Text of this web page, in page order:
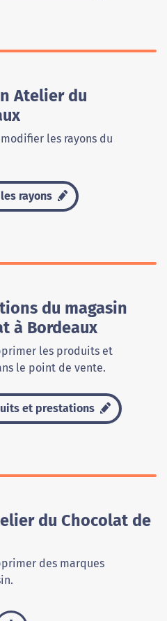
Atelier du
les rayons du
rayons
du magasin
à Bordeaux
les produits et
le point de vente.
et prestations
du Chocolat de
des marques